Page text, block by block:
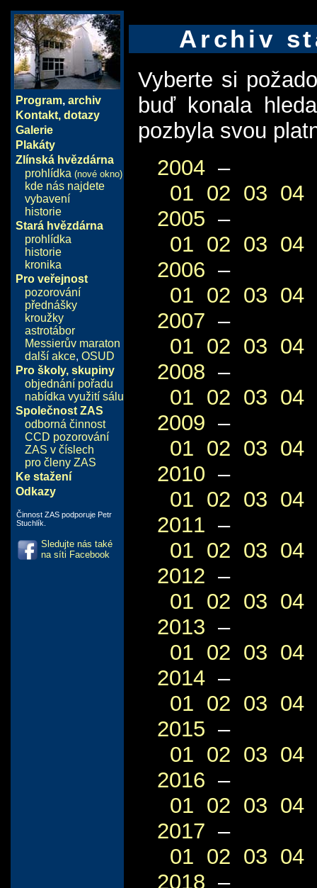
Program, archiv
Kontakt, dotazy
Galerie
Plakáty
Zlínská hvězdárna
prohlídka (nové okno)
kde nás najdete
vybavení
historie
Stará hvězdárna
prohlídka
historie
kronika
Pro veřejnost
pozorování
přednášky
kroužky
astrotábor
Messierův maraton
další akce, OSUD
Pro školy, skupiny
objednání pořadu
nabídka využití sálu
Společnost ZAS
odborná činnost
CCD pozorování
ZAS v číslech
pro členy ZAS
Ke stažení
Odkazy
Činnost ZAS podporuje Petr
Stuchlík.
Sledujte nás také
na síti Facebook
Archiv
Vyberte si
buď konala
pozbyla svou
2004 –
01 02 03 04
2005 –
01 02 03 04
2006 –
01 02 03 04
2007 –
01 02 03 04
2008 –
01 02 03 04
2009 –
01 02 03 04
2010 –
01 02 03 04
2011 –
01 02 03 04
2012 –
01 02 03 04
2013 –
01 02 03 04
2014 –
01 02 03 04
2015 –
01 02 03 04
2016 –
01 02 03 04
2017 –
01 02 03 04
2018 –